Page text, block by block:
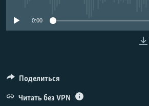
0:00
Поделиться
Читать без VPN